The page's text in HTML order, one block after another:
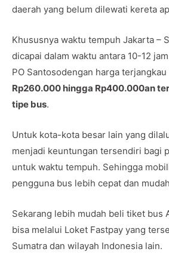
daerah yang belum dilewati kereta
Khususnya waktu tempuh Jakarta –
dicapai dalam waktu antara 10-12
PO Santosodengan harga
Rp260.000 hingga Rp400.000an
tipe bus.
Untuk kota-kota besar lain yang
menjadi keuntungan tersendiri bagi
untuk waktu tempuh. Sehingga
pengguna bus lebih cepat dan
Sekarang lebih mudah beli tiket bus
bisa melalui Loket Fastpay yang
Sumatra dan wilayah Indonesia lain.